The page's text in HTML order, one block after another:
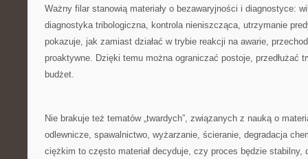
Ważny filar stanowią materiały o bezawaryjności i diagnostyce:
diagnostyka tribologiczna, kontrola nieniszcząca, utrzymanie
pokazuje, jak zamiast działać w trybie reakcji na awarie,
proaktywne. Dzięki temu można ograniczać postoje, przedłużać
budżet.
Nie brakuje też tematów „twardych”, związanych z nauką o
odlewnicze, spawalnictwo, wyżarzanie, ścieranie, degradacja
ciężkim to często materiał decyduje, czy proces będzie stabilny,